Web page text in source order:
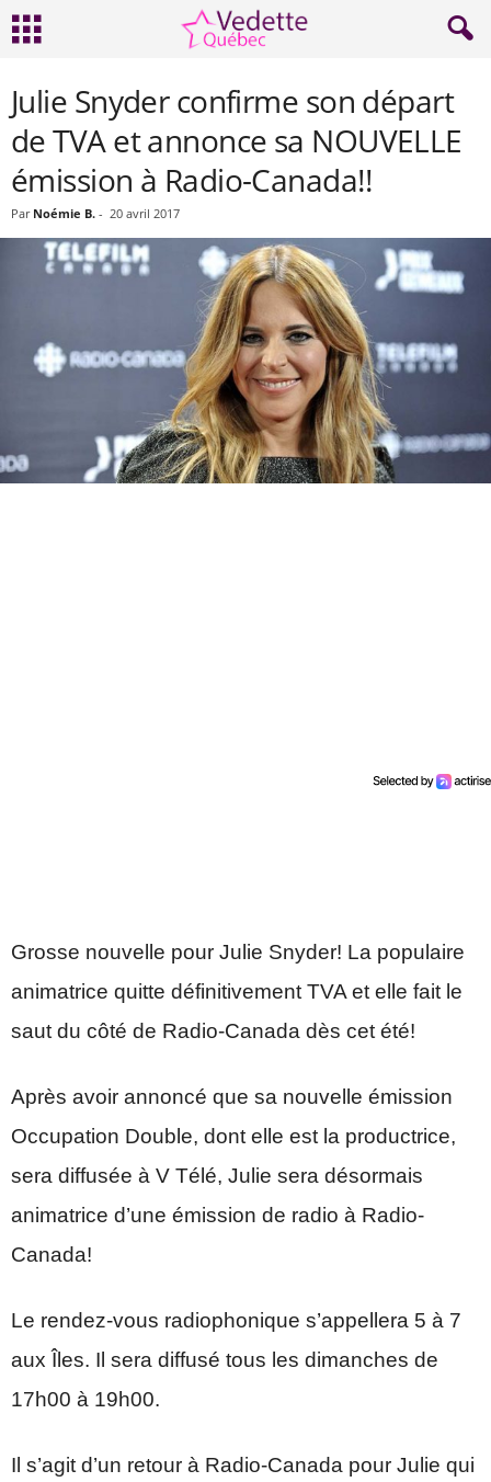
Julie Snyder confirme son départ
de TVA et annonce sa NOUVELLE
émission à Radio-Canada!!
Par Noémie B. - 20 avril 2017
Grosse nouvelle pour Julie Snyder! La populaire
animatrice quitte définitivement TVA et elle fait le
saut du côté de Radio-Canada dès cet été!
Après avoir annoncé que sa nouvelle émission
Occupation Double, dont elle est la productrice,
sera diffusée à V Télé, Julie sera désormais
animatrice d’une émission de radio à Radio-
Canada!
Le rendez-vous radiophonique s’appellera 5 à 7
aux Îles. Il sera diffusé tous les dimanches de
17h00 à 19h00.
Il s’agit d’un retour à Radio-Canada pour Julie qui